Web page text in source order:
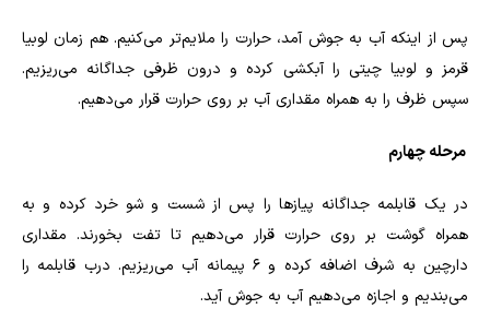
پس از اینکه آب به جوش آمد، حرارت را ملایم‌‌تر می‌کنیم. هم زمان لوبیا
قرمز و لوبیا چیتی را آبکشی کرده و درون ظرفی جداگانه می‌ریزیم.
سپس ظرف را به همراه مقداری آب بر روی حرارت قرار می‌دهیم.
مرحله چهارم
در یک قابلمه جداگانه پیازها را پس از شست و شو خرد کرده و به
همراه گوشت بر روی حرارت قرار می‌دهیم تا تفت بخورند. مقداری
دارچین به شرف اضافه کرده و 6 پیمانه آب می‌ریزیم. درب قابلمه را
می‌بندیم و اجازه می‌دهیم آب به جوش آید.